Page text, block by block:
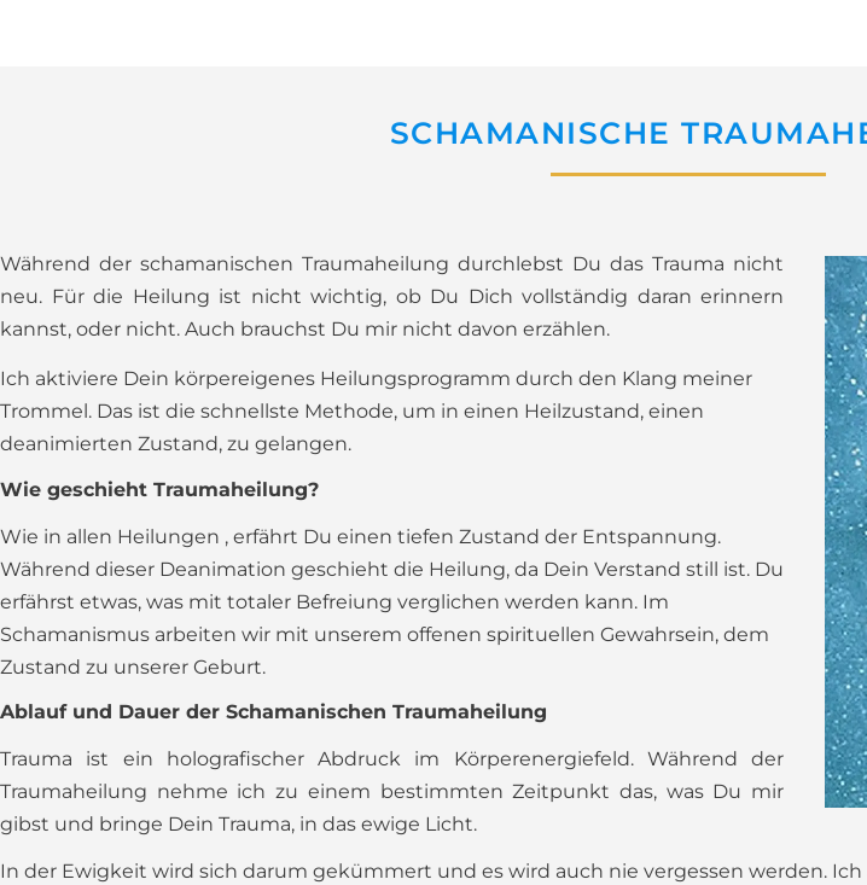
SCHAMANISCHE
Während der schamanischen Traumaheilung durchlebst Du das Trauma nicht
neu. Für die Heilung ist nicht wichtig, ob Du Dich vollständig daran erinnern
kannst, oder nicht. Auch brauchst Du mir nicht davon erzählen.
Ich aktiviere Dein körpereigenes Heilungsprogramm durch den Klang meiner
Trommel. Das ist die schnellste Methode, um in einen Heilzustand, einen
deanimierten Zustand, zu gelangen.
Wie geschieht Traumaheilung?
Wie in allen Heilungen , erfährt Du einen tiefen Zustand der Entspannung.
Während dieser Deanimation geschieht die Heilung, da Dein Verstand still ist. Du
erfährst etwas, was mit totaler Befreiung verglichen werden kann. Im
Schamanismus arbeiten wir mit unserem offenen spirituellen Gewahrsein, dem
Zustand zu unserer Geburt.
Ablauf und Dauer der Schamanischen Traumaheilung
Trauma ist ein holografischer Abdruck im Körperenergiefeld. Während der
Traumaheilung nehme ich zu einem bestimmten Zeitpunkt das, was Du mir
gibst und bringe Dein Trauma, in das ewige Licht.
In der Ewigkeit wird sich darum gekümmert und es wird auch nie vergessen werden.